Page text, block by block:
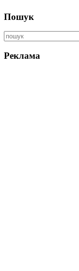
Пошук
Реклама